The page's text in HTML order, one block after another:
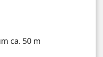
ca. 50 m